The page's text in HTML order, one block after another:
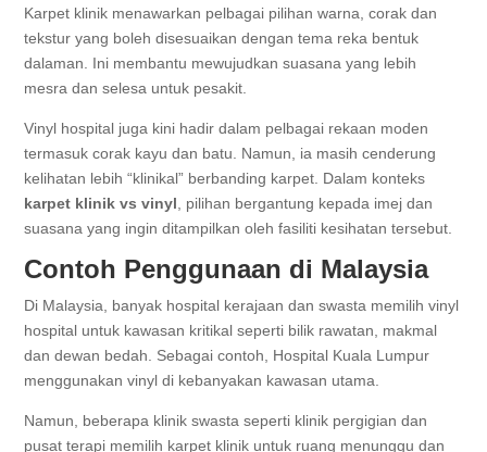
Karpet klinik menawarkan pelbagai pilihan warna, corak dan
tekstur yang boleh disesuaikan dengan tema reka bentuk
dalaman. Ini membantu mewujudkan suasana yang lebih
mesra dan selesa untuk pesakit.
Vinyl hospital juga kini hadir dalam pelbagai rekaan moden
termasuk corak kayu dan batu. Namun, ia masih cenderung
kelihatan lebih “klinikal” berbanding karpet. Dalam konteks
karpet klinik vs vinyl , pilihan bergantung kepada imej dan
suasana yang ingin ditampilkan oleh fasiliti kesihatan tersebut.
Contoh Penggunaan di Malaysia
Di Malaysia, banyak hospital kerajaan dan swasta memilih vinyl
hospital untuk kawasan kritikal seperti bilik rawatan, makmal
dan dewan bedah. Sebagai contoh, Hospital Kuala Lumpur
menggunakan vinyl di kebanyakan kawasan utama.
Namun, beberapa klinik swasta seperti klinik pergigian dan
pusat terapi memilih karpet klinik untuk ruang menunggu dan